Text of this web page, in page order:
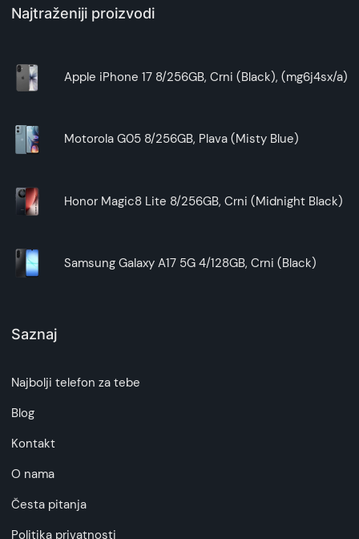
Najtraženiji proizvodi
Apple iPhone 17 8/256GB, Crni (Black), (mg6j4sx/a)
Motorola G05 8/256GB, Plava (Misty Blue)
Honor Magic8 Lite 8/256GB, Crni (Midnight Black)
Samsung Galaxy A17 5G 4/128GB, Crni (Black)
Saznaj
Najbolji telefon za tebe
Blog
Kontakt
O nama
Česta pitanja
Politika privatnosti